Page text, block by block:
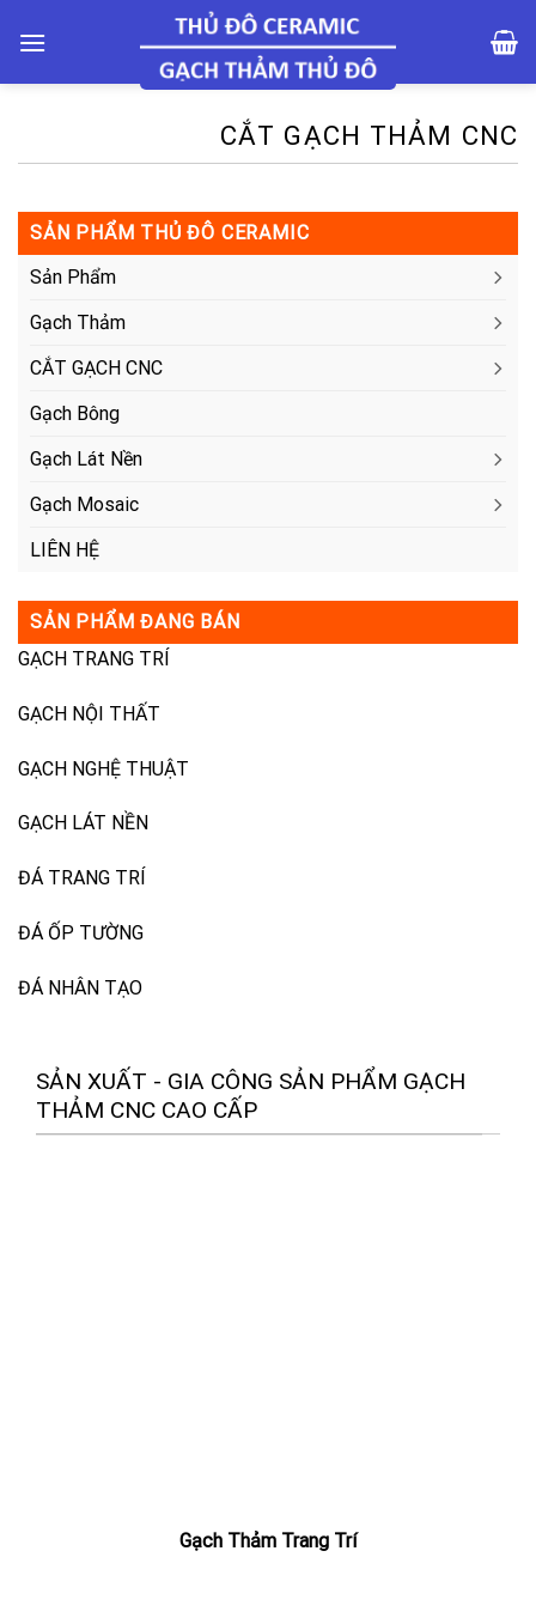
CẮT GẠCH THẢM CNC
SẢN PHẨM THỦ ĐÔ CERAMIC
Sản Phẩm
Gạch Thảm
CẮT GẠCH CNC
Gạch Bông
Gạch Lát Nền
Gạch Mosaic
LIÊN HỆ
SẢN PHẨM ĐANG BÁN
GẠCH TRANG TRÍ
GẠCH NỘI THẤT
GẠCH NGHỆ THUẬT
GẠCH LÁT NỀN
ĐÁ TRANG TRÍ
ĐÁ ỐP TƯỜNG
ĐÁ NHÂN TẠO
SẢN XUẤT - GIA CÔNG SẢN PHẨM GẠCH
THẢM CNC CAO CẤP
Gạch Thảm Trang Trí